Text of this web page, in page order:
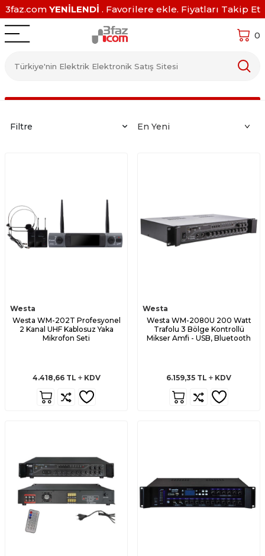
3faz.com YENİLENDİ . Favorilere ekle. Fiyatları Takip Et
0
Filtre
Westa
Westa WM-202T Profesyonel
2 Kanal UHF Kablosuz Yaka
Mikrofon Seti
4.418,66TL KDV
Westa
Westa WM-2080U 200 Watt
Trafolu 3 Bölge Kontrollü
Mikser Amfi - USB, Bluetooth
6.159,35 TL KDV